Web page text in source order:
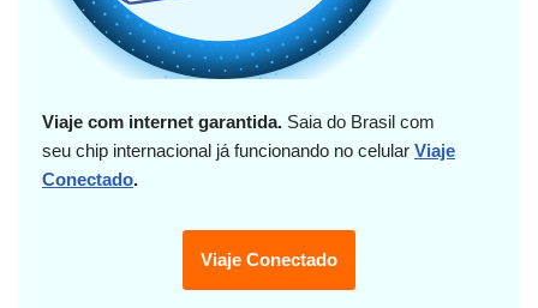
Viaje com internet garantida. Saia do Brasil com
seu chip internacional já funcionando no celular Viaje
Conectado.
Viaje Conectado